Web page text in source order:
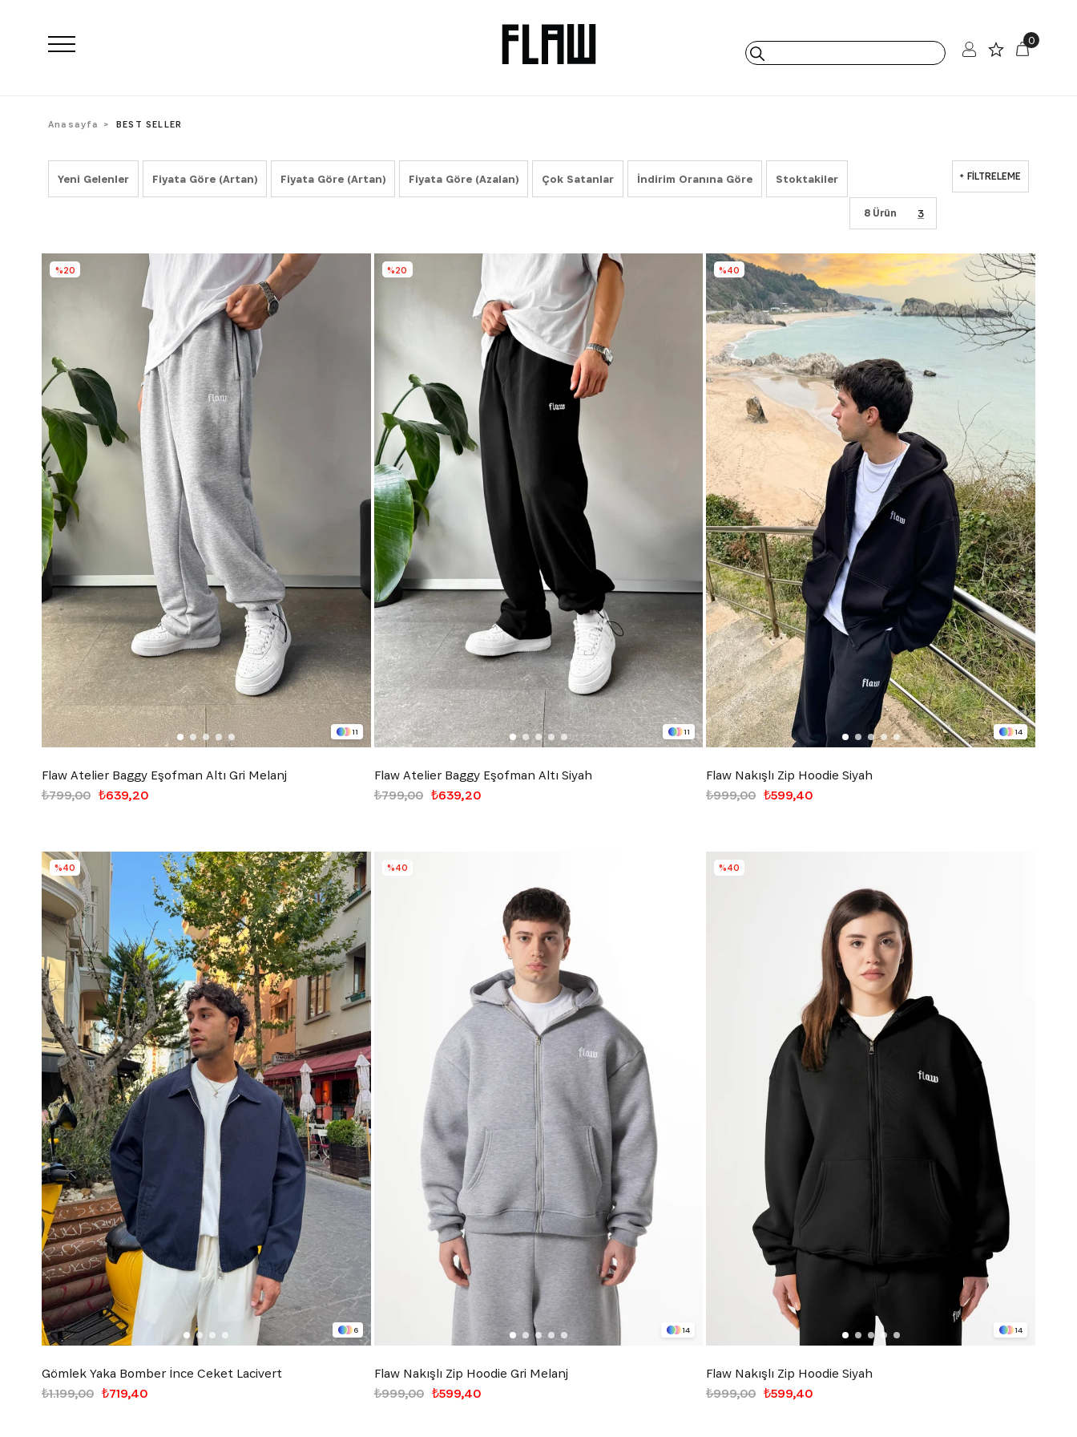
0
Anasayfa BEST SELLER
FILTRELEME
Yeni Gelenler Fiyata Göre (Artan) Fiyata Göre (Artan) Fiyata Göre (Azalan) Çok Satanlar İndirim Oranına Göre Stoktakiler
8 Ürün
11
Flaw Atelier Baggy Eşofman Altı Gri Melanj
₺639,20
₺799,00
%20
11
Flaw Atelier Baggy Eşofman Altı Siyah
₺639,20
₺799,00
%20
14
Flaw Nakışlı Zip Hoodie Siyah
₺599,40
₺999,00
%40
6
Gömlek Yaka Bomber İnce Ceket Lacivert
₺719,40
₺1.199,00
%40
14
Flaw Nakışlı Zip Hoodie Gri Melanj
₺599,40
₺999,00
%40
14
Flaw Nakışlı Zip Hoodie Siyah
₺599,40
₺999,00
%40